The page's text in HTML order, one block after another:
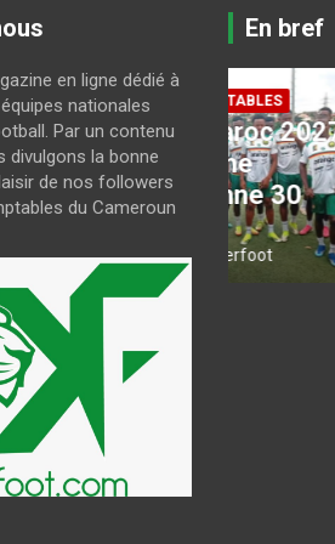
en ligne dédié à
nationales
Par un contenu
divulgons la bonne
de nos followers
du Cameroun
En bref
2027 :
30
COUPE DU
Coupe
le
de
août 6,